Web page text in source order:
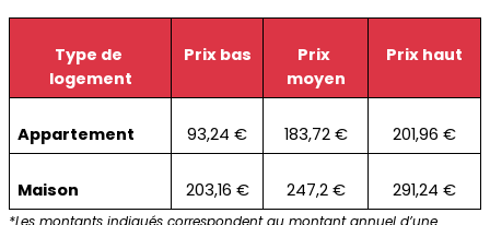
Type de
logement
Prix bas
Prix
moyen
Prix haut
Appartement 93,24 € 183,72 € 201,96 €
Maison 203,16 € 247,2 € 291,24 €
*Les montants indiqués correspondent au montant annuel d’une